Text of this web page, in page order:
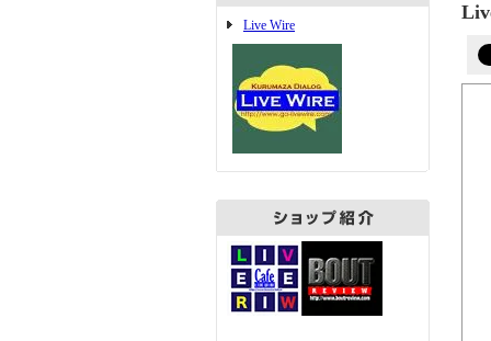
Live Wire